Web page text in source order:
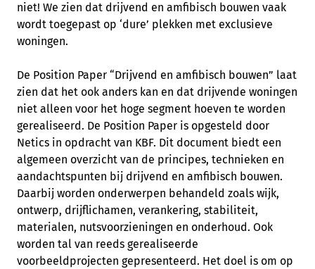
niet! We zien dat drijvend en amfibisch bouwen vaak
wordt toegepast op ‘dure’ plekken met exclusieve
woningen.
De Position Paper “Drijvend en amfibisch bouwen” laat
zien dat het ook anders kan en dat drijvende woningen
niet alleen voor het hoge segment hoeven te worden
gerealiseerd. De Position Paper is opgesteld door
Netics in opdracht van KBF. Dit document biedt een
algemeen overzicht van de principes, technieken en
aandachtspunten bij drijvend en amfibisch bouwen.
Daarbij worden onderwerpen behandeld zoals wijk,
ontwerp, drijflichamen, verankering, stabiliteit,
materialen, nutsvoorzieningen en onderhoud. Ook
worden tal van reeds gerealiseerde
voorbeeldprojecten gepresenteerd. Het doel is om op